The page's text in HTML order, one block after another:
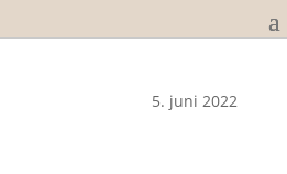
5. juni 2022